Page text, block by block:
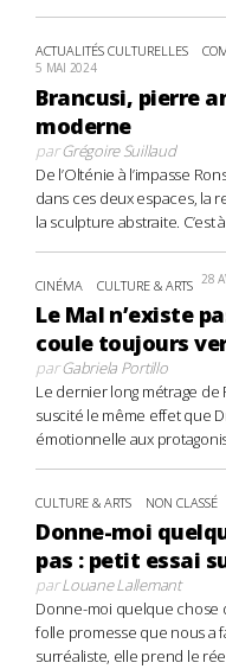
ACTUALITÉS CULTURELLES
5 MAI 2024
Brancusi, pierre
moderne
parGrégoire Suillaud
De l’Olténie à l’impasse
dans ces deux espaces, la
la sculpture abstraite. C’est
CINÉMA CULTURE & ARTS 28
Le Mal n’existe
coule toujours
parGabriela Portillo
Le dernier long métrage de
suscité le même effet que
émotionnelle aux
CULTURE & ARTS NON CLASSÉ
Donne-moi
pas : petit essai
parLouane Lallemant
Donne-moi quelque chose
folle promesse que nous a
surréaliste, elle prend le